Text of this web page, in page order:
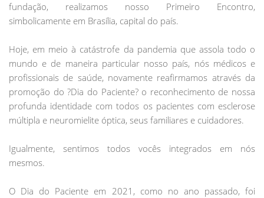
fundação, realizamos nosso Primeiro Encontro,
simbolicamente em Brasília, capital do país.
Hoje, em meio à catástrofe da pandemia que assola todo o
mundo e de maneira particular nosso país, nós médicos e
profissionais de saúde, novamente reafirmamos através da
promoção do ?Dia do Paciente? o reconhecimento de nossa
profunda identidade com todos os pacientes com esclerose
múltipla e neuromielite óptica, seus familiares e cuidadores.
Igualmente, sentimos todos vocês integrados em nós
mesmos.
O Dia do Paciente em 2021, como no ano passado, foi